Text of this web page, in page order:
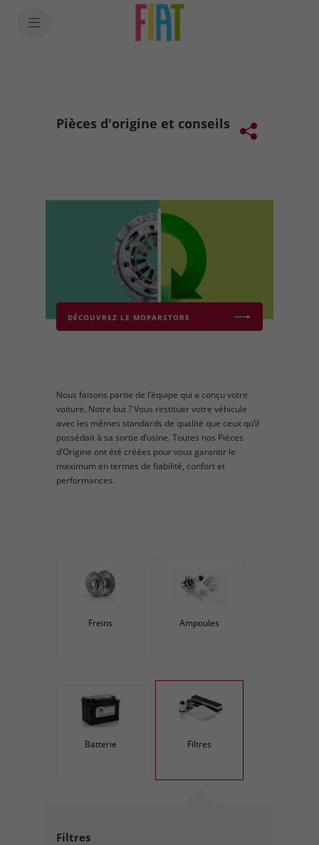
Pièces d'origine et conseils
DÉCOUVREZ LE MOPARSTORE
Nous faisons partie de l’équipe qui a conçu votre
voiture. Notre but ? Vous restituer votre véhicule
avec les mêmes standards de qualité que ceux qu’il
possédait à sa sortie d’usine. Toutes nos Pièces
d’Origine ont été créées pour vous garantir le
maximum en termes de fiabilité, confort et
performances.
Freins Ampoules
Batterie Filtres
Filtres